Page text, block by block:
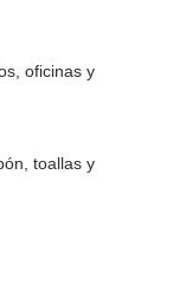
oficinas y
toallas y